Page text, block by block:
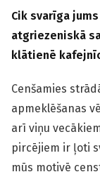
Cik svarīga
atgriezeniskā
klātienē
Cenšamies
apmeklēšanas
arī viņu
pircējiem ir ļoti
mūs motivē